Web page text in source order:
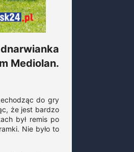
Mediolan.
do gry
że jest bardzo
był remis po
Nie było to